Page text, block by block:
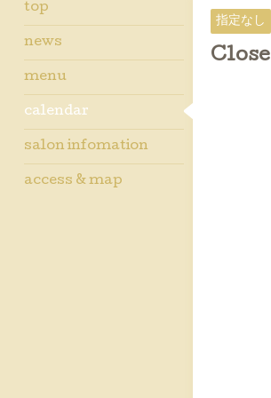
指定なし
Close
top
news
menu
calendar
salon infomation
access & map